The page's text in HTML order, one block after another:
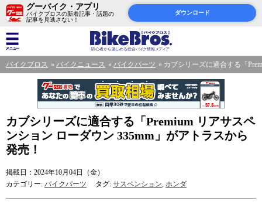
グーバイク・アプリ
バイクブロスの新着記事・話題の
記事を見逃さない！
ダウンロード
バイクブロス バイクニュース バイクパーツ カブシリーズに適合する「
カブシリーズに適合する「Premium リアサスペ
ンション ローダウン 335mm」がアトラスから
発売！
掲載日：2024年10月04日（金）
カテゴリー: バイクパーツ タグ: サスペンション, ホンダ